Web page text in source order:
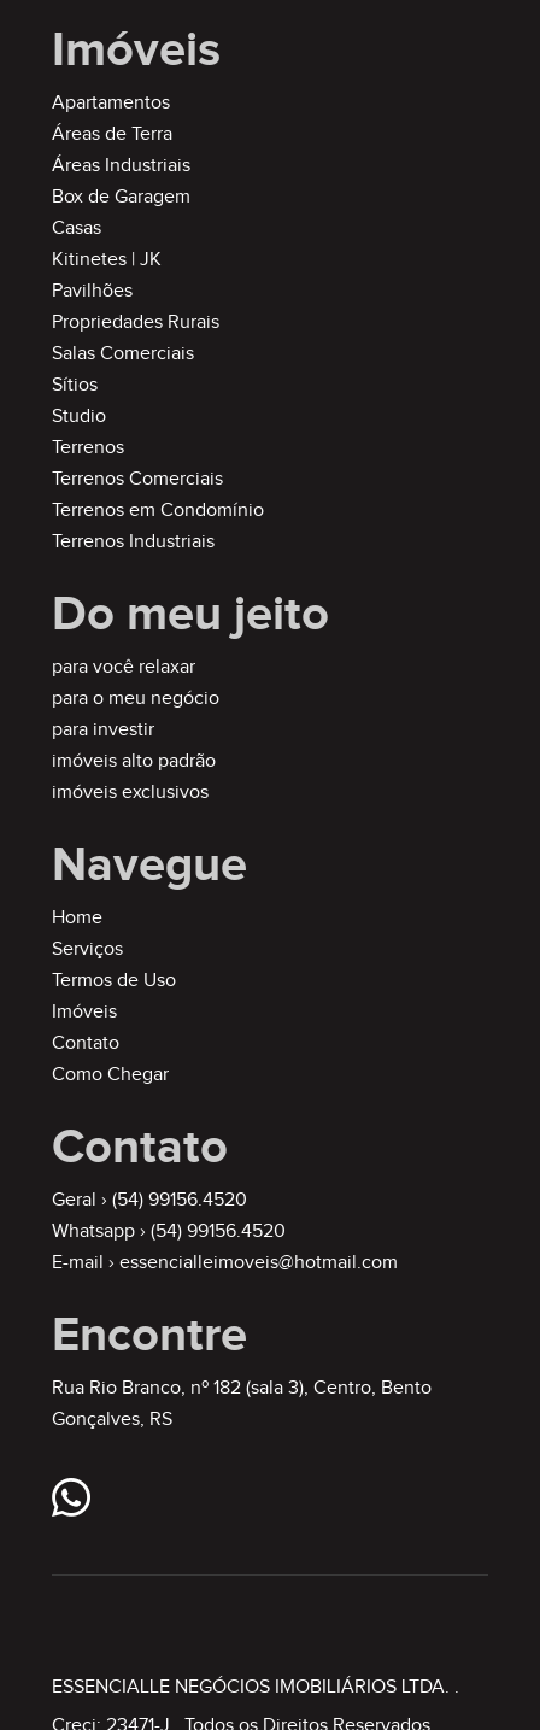
Imóveis
Apartamentos
Áreas de Terra
Áreas Industriais
Box de Garagem
Casas
Kitinetes | JK
Pavilhões
Propriedades Rurais
Salas Comerciais
Sítios
Studio
Terrenos
Terrenos Comerciais
Terrenos em Condomínio
Terrenos Industriais
Do meu jeito
para você relaxar
para o meu negócio
para investir
imóveis alto padrão
imóveis exclusivos
Navegue
Home
Serviços
Termos de Uso
Imóveis
Contato
Como Chegar
Contato
Geral › (54) 99156.4520
Whatsapp › (54) 99156.4520
E-mail › essencialleimoveis@hotmail.com
Encontre
Rua Rio Branco, nº 182 (sala 3), Centro, Bento
Gonçalves, RS
ESSENCIALLE NEGÓCIOS IMOBILIÁRIOS LTDA. .